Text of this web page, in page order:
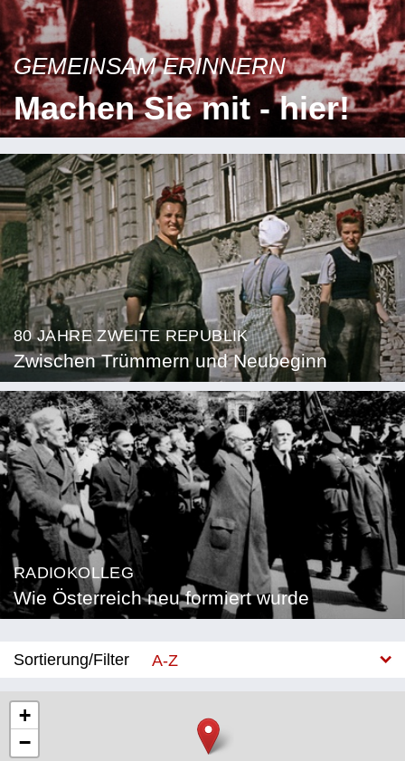
GEMEINSAM ERINNERN
Machen Sie mit - hier!
80 JAHRE ZWEITE REPUBLIK
Zwischen Trümmern und Neubeginn
RADIOKOLLEG
Wie Österreich neu formiert wurde
Sortierung/Filter
A-Z
Bundesland
+
−